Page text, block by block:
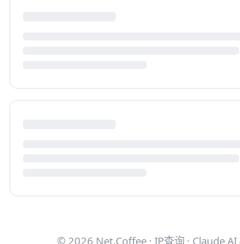
© 2026 Net.Coffee · IP查询 · Claude AI